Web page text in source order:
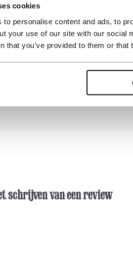
cookies
to personalise content and ads, to
your use of our site with our
that you’ve provided to them or
schrijven van een review